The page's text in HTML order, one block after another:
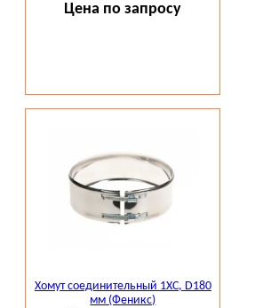
Цена по запросу
Хомут соединительный 1ХС, D180
мм (Феникс)